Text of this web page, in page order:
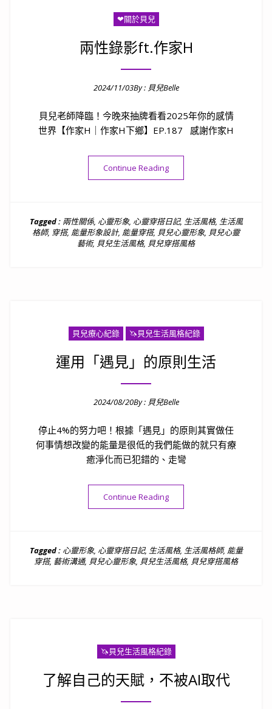
❤關於貝兒
兩性錄影ft.作家H
2024/11/03By : 貝兒Belle
貝兒老師降臨！今晚來抽牌看看2025年你的感情
世界【作家H｜作家H下鄉】EP.187 感謝作家H
Continue Reading“兩性錄影ft.作家H”
Tagged : 兩性關係, 心靈形象, 心靈穿搭日記, 生活風格, 生活風
格師, 穿搭, 能量形象設計, 能量穿搭, 貝兒心靈形象, 貝兒心靈
藝術, 貝兒生活風格, 貝兒穿搭風格
貝兒療心紀錄 🦄️貝兒生活風格紀錄
運用「遇見」的原則生活
2024/08/20By : 貝兒Belle
停止4%的努力吧！根據「遇見」的原則其實做任
何事情想改變的能量是很低的我們能做的就只有療
癒淨化而已犯錯的、走彎
Continue Reading“運用「遇見」的原則生活”
Tagged : 心靈形象, 心靈穿搭日記, 生活風格, 生活風格師, 能量
穿搭, 藝術溝通, 貝兒心靈形象, 貝兒生活風格, 貝兒穿搭風格
🦄️貝兒生活風格紀錄
了解自己的天賦，不被AI取代